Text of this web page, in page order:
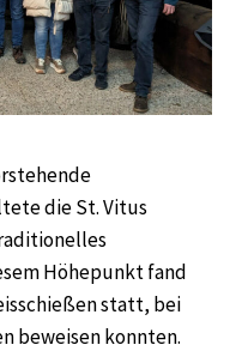
die St. Vitus
Höhepunkt fand
statt, bei
beweisen konnten.